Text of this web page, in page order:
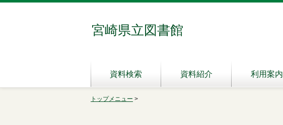
宮崎県立図書館
資料検索 資料紹介 利用案内
トップメニュー >